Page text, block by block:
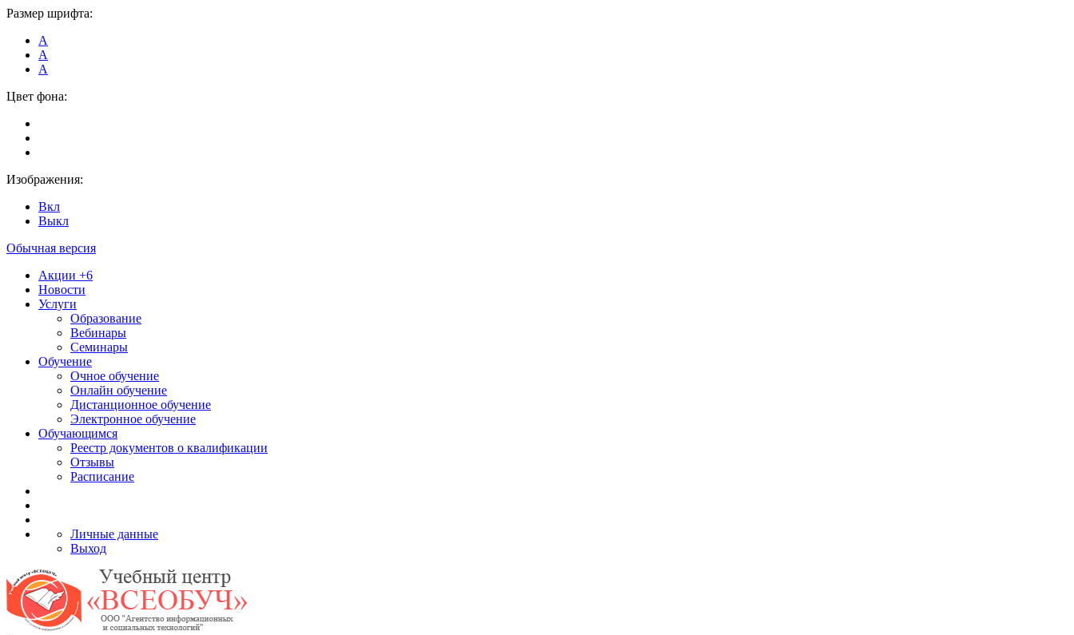
Размер шрифта:
А
А
А
Цвет фона:
Изображения:
Вкл
Выкл
Обычная версия
Акции +6
Новости
Услуги
Образование
Вебинары
Семинары
Обучение
Очное обучение
Онлайн обучение
Дистанционное обучение
Электронное обучение
Обучающимся
Реестр документов о квалификации
Отзывы
Расписание
Личные данные
Выход